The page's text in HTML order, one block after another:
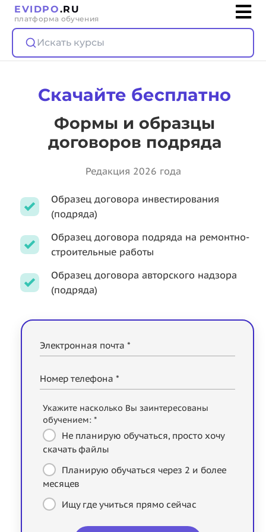
EVIDPO.RU
платформа обучения
Искать курсы
Скачайте бесплатно
Формы и образцы
договоров подряда
Редакция 2026 года
Образец договора инвестирования
(подряда)
Образец договора подряда на ремонтно-
строительные работы
Образец договора авторского надзора
(подряда)
Электронная почта *
Номер телефона *
Укажите насколько Вы заинтересованы
обучением: *
Не планирую обучаться, просто хочу
скачать файлы
Планирую обучаться через 2 и более
месяцев
Ищу где учиться прямо сейчас